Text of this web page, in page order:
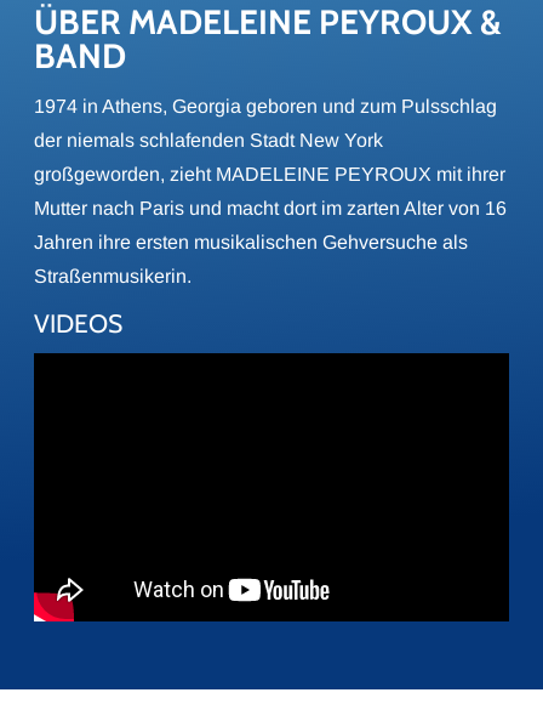
ÜBER MADE­LEI­NE PEY­ROUX &
BAND
1974 in Athens, Georgia geboren und zum Pulsschlag
der niemals schlafenden Stadt New York
großgeworden, zieht MADELEINE PEYROUX mit ihrer
Mutter nach Paris und macht dort im zarten Alter von 16
Jahren ihre ersten musikalischen Gehversuche als
Straßenmusikerin.
VIDEOS